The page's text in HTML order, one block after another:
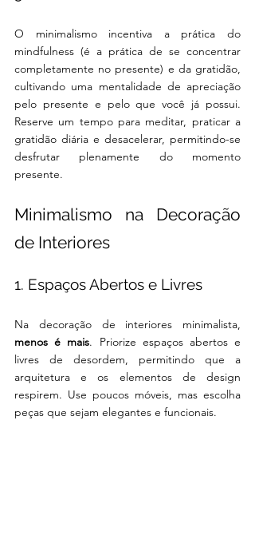
O minimalismo incentiva a prática do
mindfulness (é a prática de se concentrar
completamente no presente) e da gratidão,
cultivando uma mentalidade de apreciação
pelo presente e pelo que você já possui.
Reserve um tempo para meditar, praticar a
gratidão diária e desacelerar, permitindo-se
desfrutar plenamente do momento
presente.
Minimalismo na Decoração
de Interiores
1. Espaços Abertos e Livres
menos é mais. Priorize espaços abertos e
livres de desordem, permitindo que a
arquitetura e os elementos de design
respirem. Use poucos móveis, mas escolha
peças que sejam elegantes e funcionais.